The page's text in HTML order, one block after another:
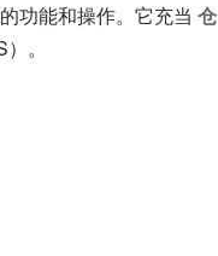
功能和操作。它充当仓
。